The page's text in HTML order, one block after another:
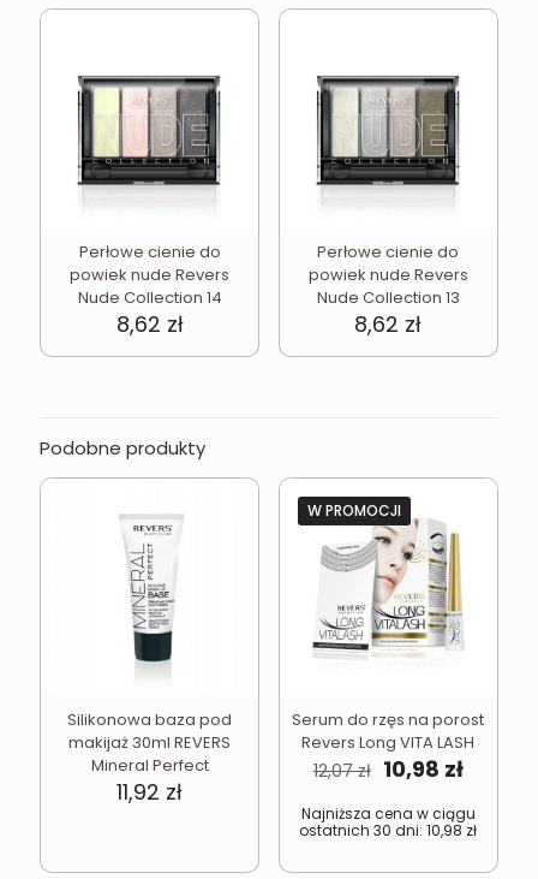
Perłowe cienie do
powiek nude Revers
Nude Collection 14
8,62 zł
Perłowe cienie do
powiek nude Revers
Nude Collection 13
8,62 zł
Podobne produkty
Silikonowa baza pod
makijaż 30ml REVERS
Mineral Perfect
11,92 zł
W PROMOCJI
Serum do rzęs na porost
Revers Long VITA LASH
12,07zł Pierwotna
wynosiła:
12,07 zł.
10,98 zł
10,98 zł.
Najniższa cena w ciągu
ostatnich 30 dni:10,98 zł